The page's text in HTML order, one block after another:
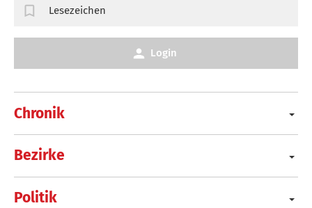
Chronik
Bezirke
Politik
Lesezeichen
Login